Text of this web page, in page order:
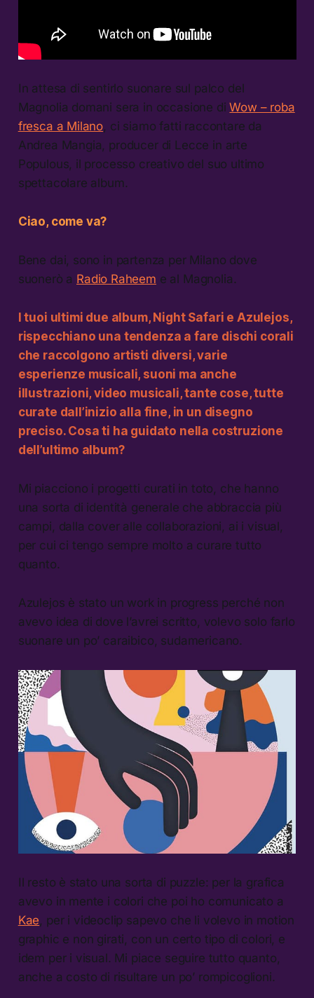
In attesa di sentirlo suonare sul palco del
Magnolia domani sera in occasione diWow – roba
fresca a Milano , ci siamo fatti raccontare da
Andrea Mangia, producer di Lecce in arte
Populous, il processo creativo del suo ultimo
spettacolare album.
Ciao, come va?
Bene dai, sono in partenza per Milano dove
suonerò a Radio Raheem e al Magnolia.
I tuoi ultimi due album, Night Safari e Azulejos,
rispecchiano una tendenza a fare dischi corali
che raccolgono artisti diversi, varie
esperienze musicali, suoni ma anche
illustrazioni, video musicali, tante cose, tutte
curate dall’inizio alla fine, in un disegno
preciso. Cosa ti ha guidato nella costruzione
dell’ultimo album?
Mi piacciono i progetti curati in toto, che hanno
una sorta di identità generale che abbraccia più
campi, dalla cover alle collaborazioni, ai i visual,
per cui ci tengo sempre molto a curare tutto
quanto.
Azulejos è stato un work in progress perché non
avevo idea di dove l’avrei scritto, volevo solo farlo
suonare un po’ caraibico, sudamericano.
Il resto è stato una sorta di puzzle: per la grafica
avevo in mente i colori che poi ho comunicato a
Kae, per i videoclip sapevo che li volevo in motion
graphic e non girati, con un certo tipo di colori, e
idem per i visual. Mi piace seguire tutto quanto,
anche a costo di risultare un po’ rompicoglioni.